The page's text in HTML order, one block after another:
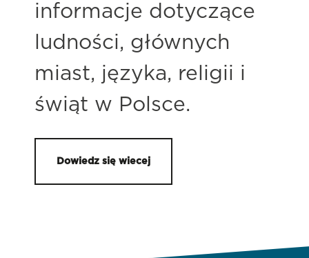
informacje dotyczące
ludności, głównych
miast, języka, religii i
świąt w Polsce.
Dowiedz się wiecej